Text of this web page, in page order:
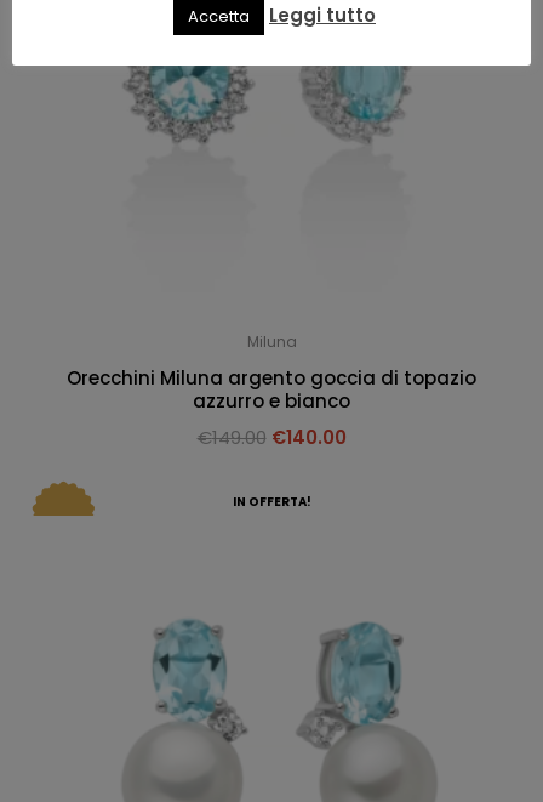
Miluna
Orecchini Miluna argento goccia di topazio
azzurro e bianco
€149.00 €140.00
IN OFFERTA!
Accetta Leggi tutto